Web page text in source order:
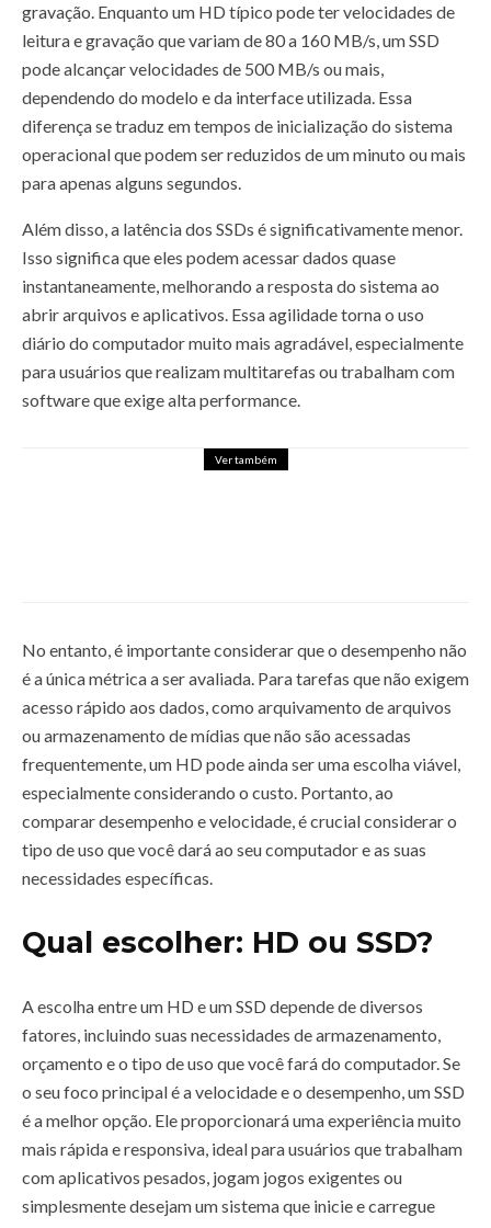
gravação. Enquanto um HD típico pode ter velocidades de
leitura e gravação que variam de 80 a 160 MB/s, um SSD
pode alcançar velocidades de 500 MB/s ou mais,
dependendo do modelo e da interface utilizada. Essa
diferença se traduz em tempos de inicialização do sistema
operacional que podem ser reduzidos de um minuto ou mais
para apenas alguns segundos.
Além disso, a latência dos SSDs é significativamente menor.
Isso significa que eles podem acessar dados quase
instantaneamente, melhorando a resposta do sistema ao
abrir arquivos e aplicativos. Essa agilidade torna o uso
diário do computador muito mais agradável, especialmente
para usuários que realizam multitarefas ou trabalham com
software que exige alta performance.
Ver também
No entanto, é importante considerar que o desempenho não
é a única métrica a ser avaliada. Para tarefas que não exigem
acesso rápido aos dados, como arquivamento de arquivos
ou armazenamento de mídias que não são acessadas
frequentemente, um HD pode ainda ser uma escolha viável,
especialmente considerando o custo. Portanto, ao
comparar desempenho e velocidade, é crucial considerar o
tipo de uso que você dará ao seu computador e as suas
necessidades específicas.
Qual escolher: HD ou SSD?
A escolha entre um HD e um SSD depende de diversos
fatores, incluindo suas necessidades de armazenamento,
orçamento e o tipo de uso que você fará do computador. Se
o seu foco principal é a velocidade e o desempenho, um SSD
é a melhor opção. Ele proporcionará uma experiência muito
mais rápida e responsiva, ideal para usuários que trabalham
com aplicativos pesados, jogam jogos exigentes ou
simplesmente desejam um sistema que inicie e carregue